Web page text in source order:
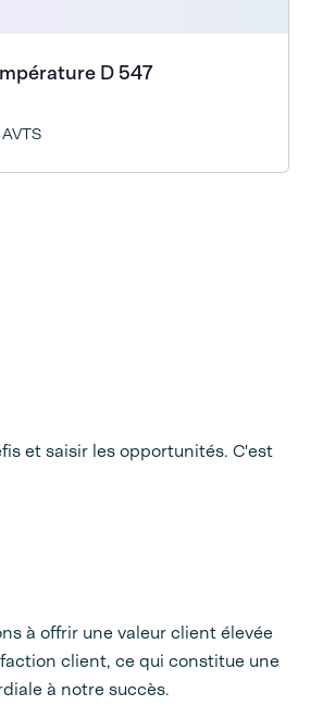
D 547
et saisir les opportunités. C'est
à offrir une valeur client élevée
client, ce qui constitue une
à notre succès.